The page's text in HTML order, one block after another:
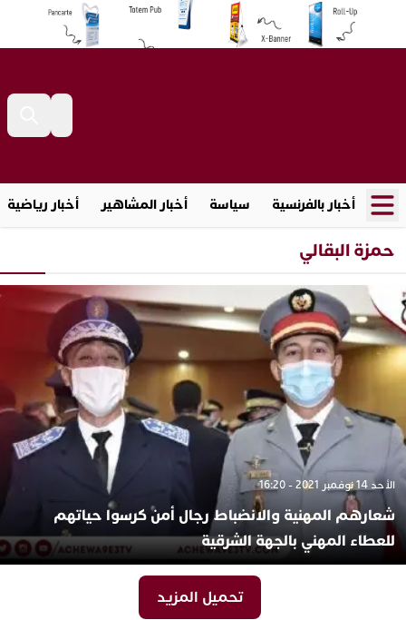
أخبار بالفرنسية سياسة أخبار المشاهير أخبار رياضية
حمزة البقالي
الأحد 14 نوفمبر 2021 - 16:20
شعارهم المهنية والانضباط رجال أمن كرسوا حياتهم
للعطاء المهني بالجهة الشرقية
تحميل المزيد